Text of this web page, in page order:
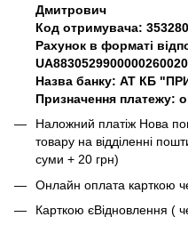
Дмитрович
Код отримувача:
Рахунок в форматі
Назва банку: АТ КБ
Призначення платежу:
Наложний платіж Нова
товару на відділенні
суми + 20 грн)
Онлайн оплата карткою
Карткою єВідновлення (